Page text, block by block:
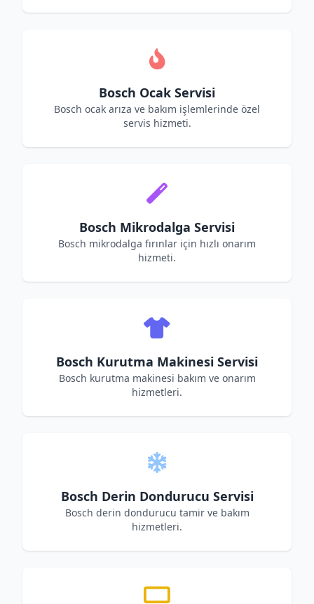
Bosch Ocak Servisi
Bosch ocak arıza ve bakım işlemlerinde özel
servis hizmeti.
Bosch Mikrodalga Servisi
Bosch mikrodalga fırınlar için hızlı onarım
hizmeti.
Bosch Kurutma Makinesi Servisi
Bosch kurutma makinesi bakım ve onarım
hizmetleri.
Bosch Derin Dondurucu Servisi
Bosch derin dondurucu tamir ve bakım
hizmetleri.